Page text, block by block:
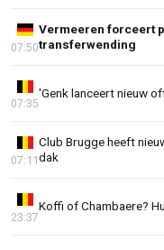
Vermeeren forceert
transferwending
07:50
'Genk lanceert nieuw
07:35
Club Brugge heeft
dak
07:11
Koffi of Chambaere?
23:37